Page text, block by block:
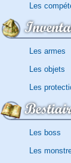
Les
Les armes
Les objets
Les
Les boss
Les